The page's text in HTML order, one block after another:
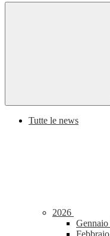
Tutte le news
2026
Gennaio